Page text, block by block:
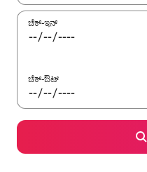
ಚೆಕ್-ಇನ್
ಚೆಕ್-ಔಟ್